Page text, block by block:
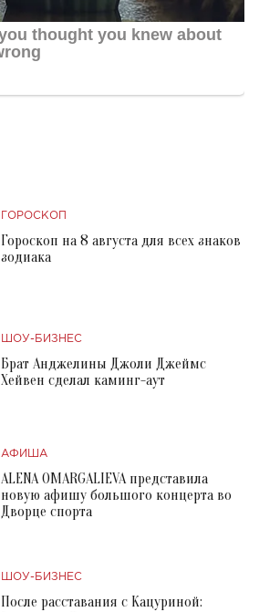
ГОРОСКОП
Гороскоп на 8 августа для всех знаков
зодиака
ШОУ-БИЗНЕС
Брат Анджелины Джоли Джеймс
Хейвен сделал каминг-аут
АФИША
ALENA OMARGALIEVA представила
новую афишу большого концерта во
Дворце спорта
ШОУ-БИЗНЕС
После расставания с Кацуриной: